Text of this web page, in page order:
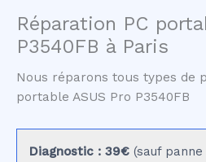
Réparation PC
P3540FB à Paris
Nous réparons tous types de
portable ASUS Pro P3540FB
Diagnostic : 39€ (sauf panne